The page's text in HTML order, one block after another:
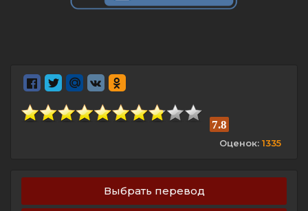
7.8
Оценок: 1335
Выбрать перевод